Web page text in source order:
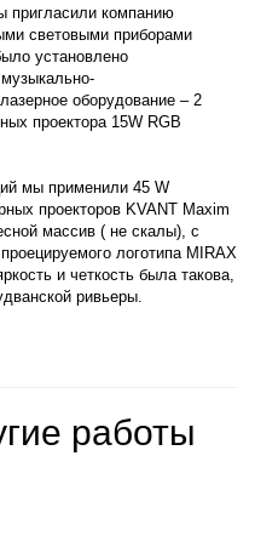
пригласили компанию
световыми приборами
установлено
оборудование – 2
проектора 15W RGB
мы применили 45 W
проекторов KVANT Maxim
массив ( не скалы), с
логотипа MIRAX
и четкость была такова,
ривьеры.
работы